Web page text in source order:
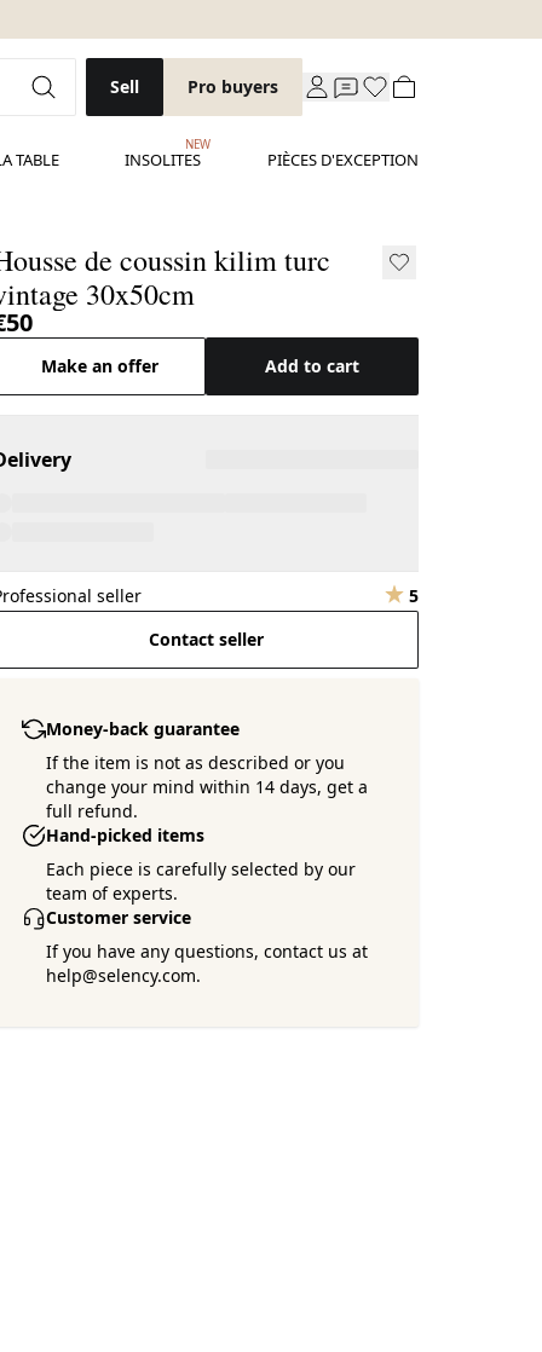
Sell Pro buyers
TABLE INSOLITES
NEW
PIÈCES D'EXCEPTION
de coussin kilim turc
30x50cm
Make an offer Add to cart
seller
5
Contact seller
Money-back guarantee
If the item is not as described or you
change your mind within 14 days, get a
full refund.
Hand-picked items
Each piece is carefully selected by our
team of experts.
Customer service
If you have any questions, contact us at
help@selency.com.